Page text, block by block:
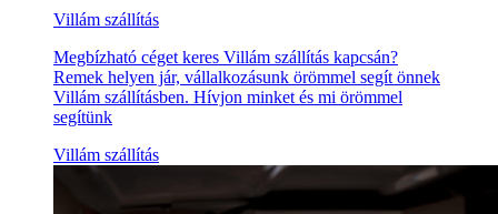
Villám szállítás
Megbízható céget keres Villám szállítás kapcsán?
Remek helyen jár, vállalkozásunk örömmel segít önnek
Villám szállításben. Hívjon minket és mi örömmel
segítünk
Villám szállítás